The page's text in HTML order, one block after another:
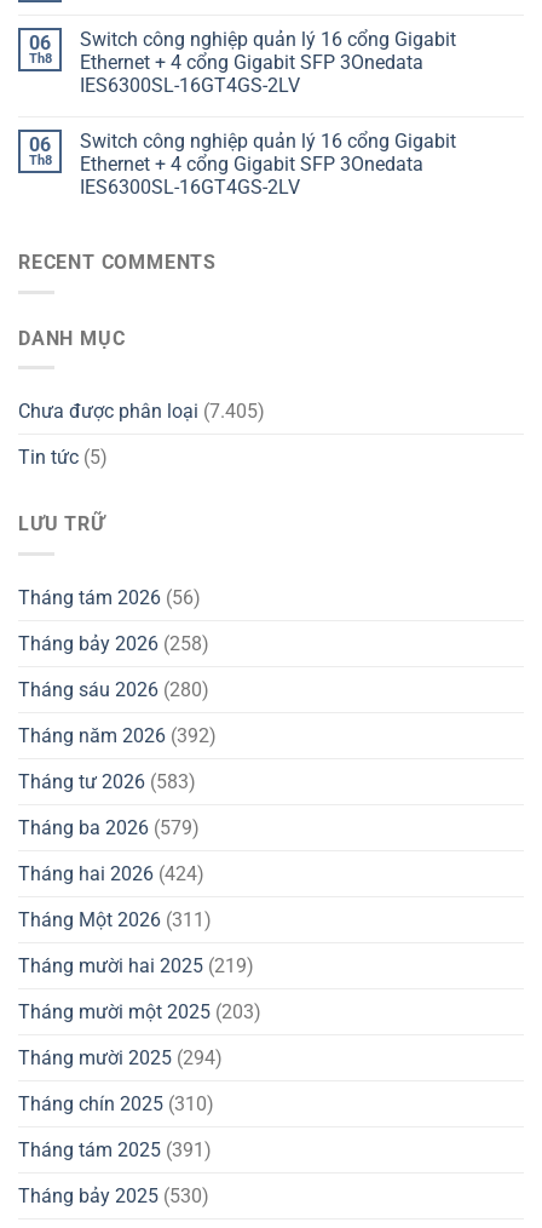
06
Th8
Switch công nghiệp quản lý 16 cổng Gigabit
Ethernet + 4 cổng Gigabit SFP 3Onedata
IES6300SL-16GT4GS-2LV
06
Th8
Switch công nghiệp quản lý 16 cổng Gigabit
Ethernet + 4 cổng Gigabit SFP 3Onedata
IES6300SL-16GT4GS-2LV
RECENT COMMENTS
DANH MỤC
Chưa được phân loại (7.405)
Tin tức (5)
LƯU TRỮ
Tháng tám 2026 (56)
Tháng bảy 2026 (258)
Tháng sáu 2026 (280)
Tháng năm 2026 (392)
Tháng tư 2026 (583)
Tháng ba 2026 (579)
Tháng hai 2026 (424)
Tháng Một 2026 (311)
Tháng mười hai 2025 (219)
Tháng mười một 2025 (203)
Tháng mười 2025 (294)
Tháng chín 2025 (310)
Tháng tám 2025 (391)
Tháng bảy 2025 (530)